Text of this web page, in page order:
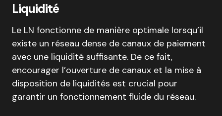
Liquidité
Le LN fonctionne de manière optimale lorsqu’il
existe un réseau dense de canaux de paiement
avec une liquidité suffisante. De ce fait,
encourager l’ouverture de canaux et la mise à
disposition de liquidités est crucial pour
garantir un fonctionnement fluide du réseau.